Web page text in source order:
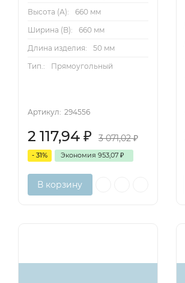
Высота (А):
660 мм
Ширина (B):
660 мм
Длина изделия:
50 мм
Тип.:
Прямоугольный
Артикул: 294556
2 117,94 ₽ 3 071,02₽
- 31% Экономия 953,07 ₽
В корзину